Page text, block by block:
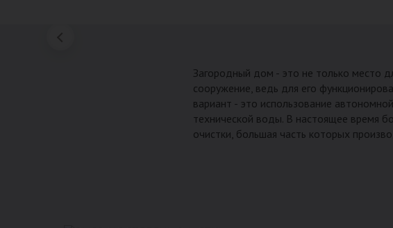
Загородный дом - это не только место
сооружение, ведь для его
вариант - это использование
технической воды. В настоящее время
очистки, большая часть которых